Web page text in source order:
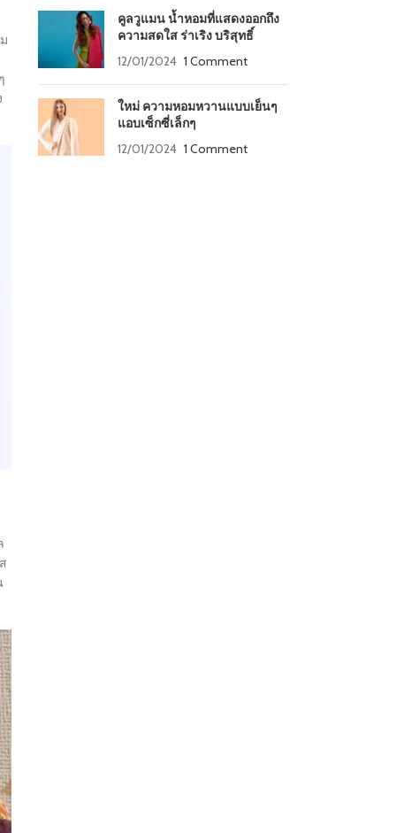
คูลวูแมน น้ำหอมที่แสดงออกถึง
ความสดใส ร่าเริง บริสุทธิ์
12/01/2024 1 Comment
ใหม่ ความหอมหวานแบบเย็นๆ
แอบเซ็กซี่เล็กๆ
12/01/2024 1 Comment